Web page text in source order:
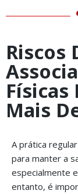
Riscos
Físicas
Mais
A prática
para manter a
especialmente
entanto, é